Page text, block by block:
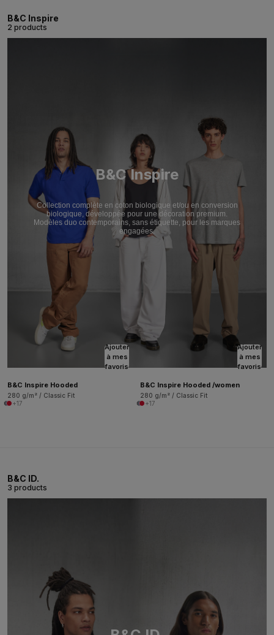
B&C Inspire
2 products
B&C Inspire
Collection complète en coton biologique et/ou en conversion
biologique, développée pour une décoration premium.
Modèles duo contemporains, sans étiquette, pour les marques
engagées.
Ajouter
à mes
favoris
B&C Inspire Hooded
280 g/m² / Classic Fit
+17
Ajouter
à mes
favoris
B&C Inspire Hooded /women
280 g/m² / Classic Fit
+17
B&C ID.
3 products